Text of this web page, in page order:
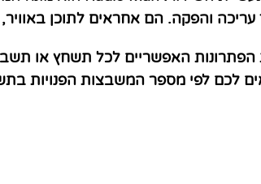
והפקה. הם אחראים לתוכן באוויר,
האפשריים לכל תשחץ או
לכם לפי מספר המשבצות הפנויות